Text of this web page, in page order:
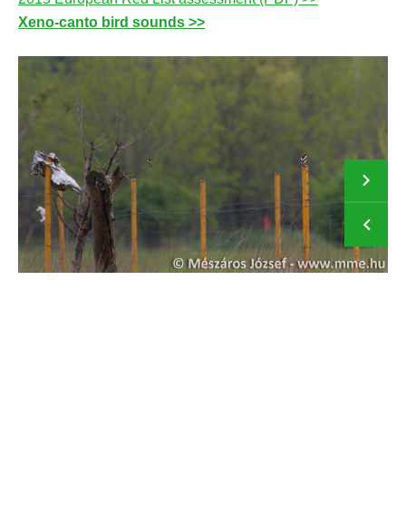
Xeno-canto bird sounds >>